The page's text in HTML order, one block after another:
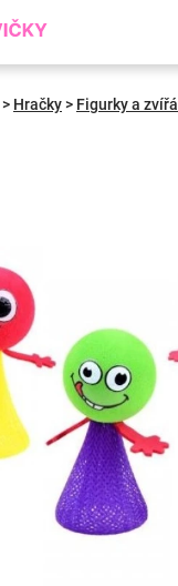
> Hračky> Figurky a